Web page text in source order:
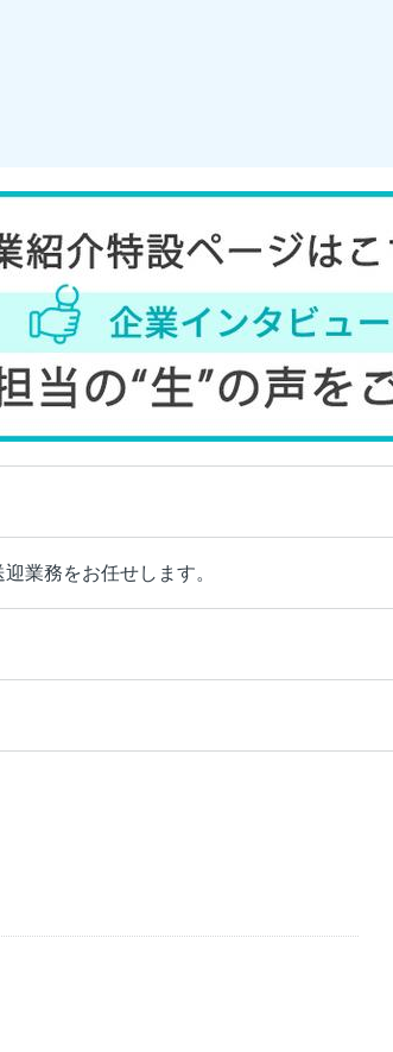
業務をお任せします。